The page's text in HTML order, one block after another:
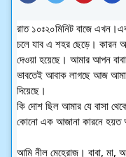
রাত ১০ঃ২০মিনিট বাজে
চলে যাব এ শহর ছেড়ে। কারন
দেওয়া হয়েছে। আমার আপন
ভাবতেই আবাক লাগছে আজ
দিয়েছে।
কি দোশ ছিল আমার যে বাসা
কোনো এক আজানা কারনে হয়ত
আমি নীল মেহেরাজ। বাবা,